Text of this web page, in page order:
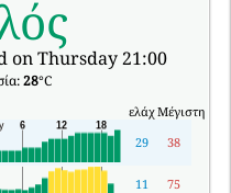
on Thursday 21:00
28°C
ελάχΜέγιστη
29 38
11 75